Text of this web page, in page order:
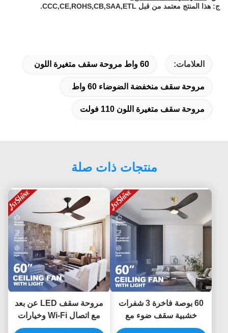
ج: هذا المنتج معتمد من قبل CCC,CE,ROHS,CB,SAA,ETL.
العلامات: 60 واط مروحة سقف متغيرة اللون
مروحة سقف منخفضة الضوضاء 60 واط
مروحة سقف متغيرة اللون 110 فولت
منتجات ذات صلة
60 بوصة فاخرة 3 شفرات
خشبية سقف ضوء مع
مروحة هادئة محرك Dc
مروحة سقف LED عن بعد
مع اتصال Wi-Fi وخيارات
قابلة للتخصيص